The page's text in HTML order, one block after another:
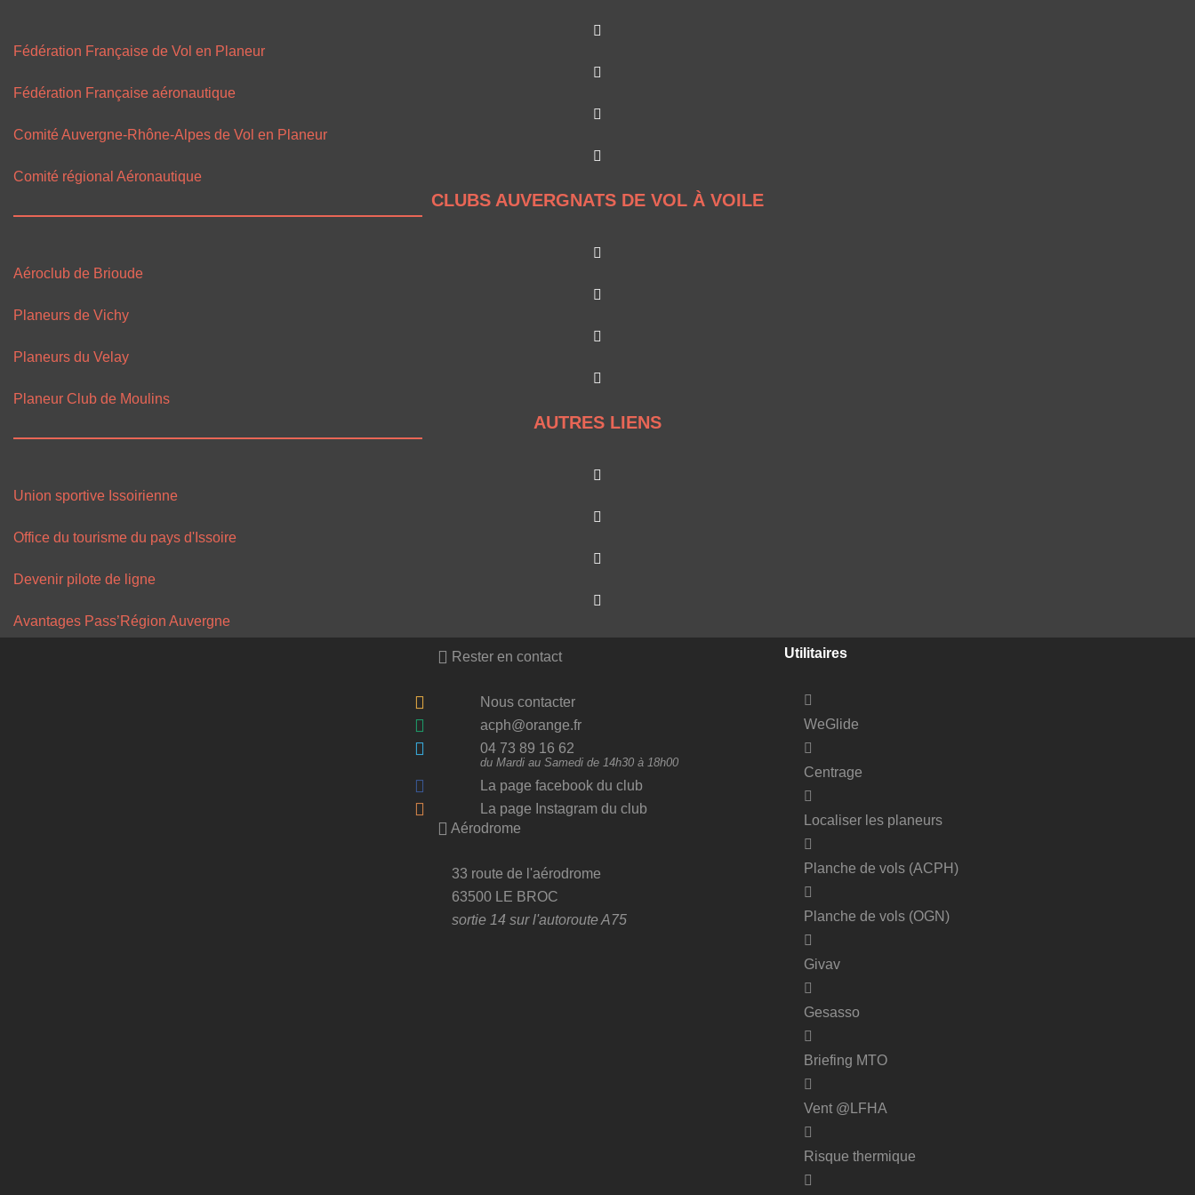
Fédération Française de Vol en Planeur
Fédération Française aéronautique
Comité Auvergne-Rhône-Alpes de Vol en Planeur
Comité régional Aéronautique
CLUBS AUVERGNATS DE VOL À VOILE
Aéroclub de Brioude
Planeurs de Vichy
Planeurs du Velay
Planeur Club de Moulins
AUTRES LIENS
Union sportive Issoirienne
Office du tourisme du pays d'Issoire
Devenir pilote de ligne
Avantages Pass’Région Auvergne
Rester en contact
Nous contacter
acph@orange.fr
04 73 89 16 62
du Mardi au Samedi de 14h30 à 18h00
La page facebook du club
La page Instagram du club
Aérodrome
33 route de l'aérodrome
63500 LE BROC
sortie 14 sur l'autoroute A75
Utilitaires
WeGlide
Centrage
Localiser les planeurs
Planche de vols (ACPH)
Planche de vols (OGN)
Givav
Gesasso
Briefing MTO
Vent @LFHA
Risque thermique